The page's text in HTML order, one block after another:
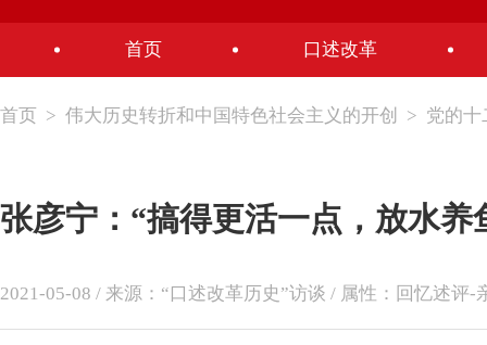
首页 口述改革
首页 > 伟大历史转折和中国特色社会主义的开创 > 党的十
张彦宁：“搞得更活一点，放水
2021-05-08 / 来源：“口述改革历史”访谈 / 属性：回忆述评-